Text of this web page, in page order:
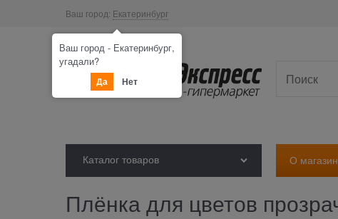
Ваш город: Екатеринбург
Каталог товаров О
Плёнка для цветов
Ваш город - Екатеринбург,
угадали?
Да Нет